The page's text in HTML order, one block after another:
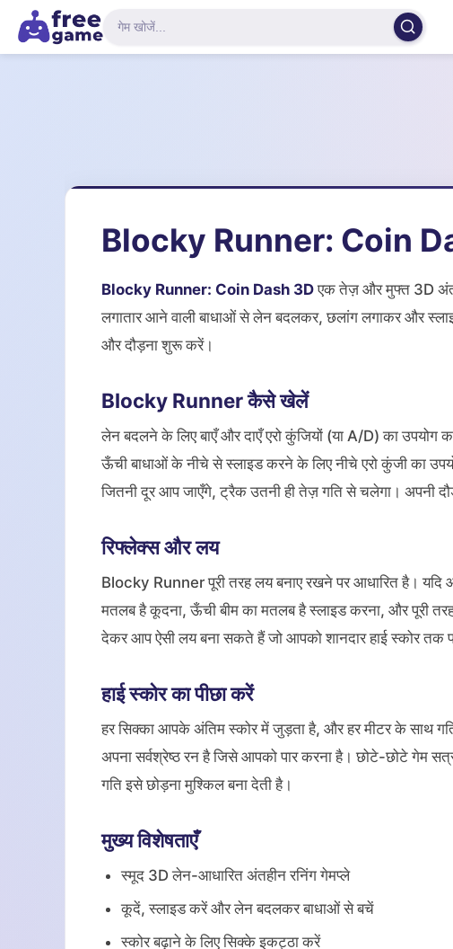
Blocky Runner: Coin
Blocky Runner: Coin Dash 3Dएक तेज़ और मुफ्त 3D
लगातार आने वाली बाधाओं से लेन बदलकर, छलांग लगाकर और
और दौड़ना शुरू करें।
Blocky Runner कैसे खेलें
लेन बदलने के लिए बाएँ और दाएँ एरो कुंजियों (या A/D) का
ऊँची बाधाओं के नीचे से स्लाइड करने के लिए नीचे एरो कुंजी का
जितनी दूर आप जाएँगे, ट्रैक उतनी ही तेज़ गति से चलेगा। अपनी
रिफ्लेक्स और लय
Blocky Runner पूरी तरह लय बनाए रखने पर आधारित है। यदि
मतलब है कूदना, ऊँची बीम का मतलब है स्लाइड करना, और पूरी
देकर आप ऐसी लय बना सकते हैं जो आपको शानदार हाई स्कोर तक
हाई स्कोर का पीछा करें
हर सिक्का आपके अंतिम स्कोर में जुड़ता है, और हर मीटर के साथ
अपना सर्वश्रेष्ठ रन है जिसे आपको पार करना है। छोटे-छोटे गेम
गति इसे छोड़ना मुश्किल बना देती है।
मुख्य विशेषताएँ
स्मूद 3D लेन-आधारित अंतहीन रनिंग गेमप्ले
कूदें, स्लाइड करें और लेन बदलकर बाधाओं से बचें
स्कोर बढ़ाने के लिए सिक्के इकट्ठा करें